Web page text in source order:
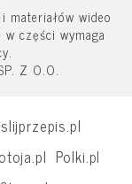
wideo
części wymaga
Z O.O.
Polki.pl